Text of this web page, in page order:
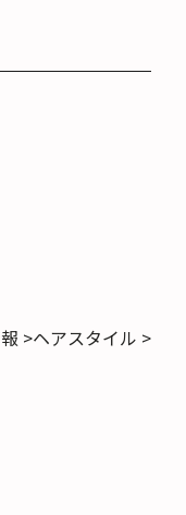
>ヘアスタイル >